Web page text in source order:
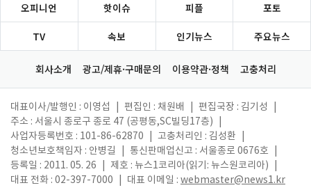
오피니언 핫이슈 피플 포토
TV 속보 인기뉴스 주요뉴스
회사소개 광고/제휴·구매문의 이용약관·정책 고충처리
대표이사/발행인 : 이영섭 편집인 : 채원배 편집국장 : 김기성
주소 : 서울시 종로구 종로 47 (공평동,SC빌딩17층)
사업자등록번호 : 101-86-62870
고충처리인 : 김성환
청소년보호책임자 : 안병길
통신판매업신고 : 서울종로 0676호
등록일 : 2011. 05. 26
제호 : 뉴스1코리아(읽기: 뉴스원코리아)
대표 전화 : 02-397-7000
대표 이메일 : webmaster@news1.kr